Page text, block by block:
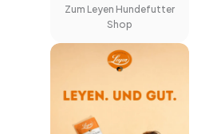
Zum Leyen Hundefutter
Shop